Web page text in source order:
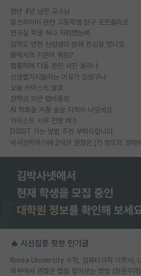
정년 4년 남은 교수님
알츠하이머 관련 고등학생 탐구 포트폴리오
연구실 학생 하나 자퇴했는데
입학도 안한 신입생이 원래 관심을 받나요
물박사의 기준이 뭐임?
랩홈피에 다들 본인 사진 올리냐
신생랩가지말라는 이유가 있었구나
오늘 카이스트 발표
장학금 모은 랩비통장
AI 학회들 거품 슬슬 지적이 나오네요
카이스트 서류 전형 배수
DGIST 가는 방법 추천 부탁드립니다.
🔥 시선집중 핫한 인기글
외부에서 괜찮은 랩을 알아보는 방법 (장문주의)